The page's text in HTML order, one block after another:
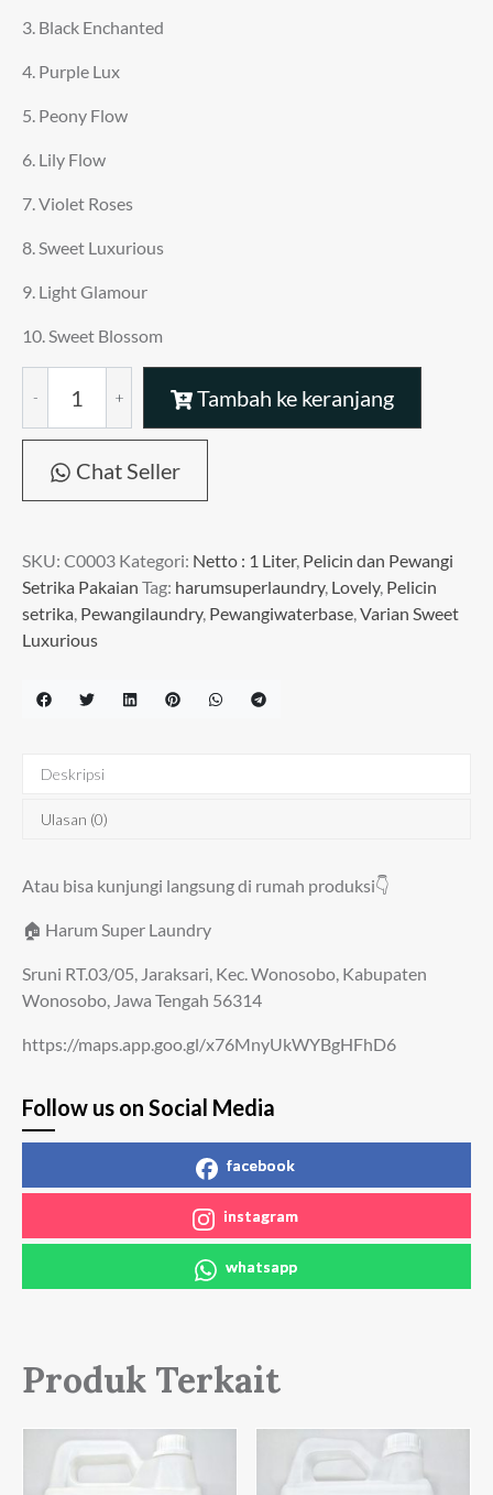
3. Black Enchanted
4. Purple Lux
5. Peony Flow
6. Lily Flow
7. Violet Roses
8. Sweet Luxurious
9. Light Glamour
10. Sweet Blossom
Pelicin
dan
Setrika
Sweet
Luxurious
Netto:
1L
Tambah ke keranjang
Chat Seller
SKU: C0003 Kategori: Netto : 1 Liter, Pelicin dan Pewangi
Setrika Pakaian Tag: harumsuperlaundry, Lovely, Pelicin
setrika Pewangilaundry, Pewangiwaterbase Varian Sweet
Luxurious
Deskripsi
Ulasan (0)
Atau bisa kunjungi langsung di rumah produksi👇
🏠 Harum Super Laundry
Sruni RT.03/05, Jaraksari, Kec. Wonosobo, Kabupaten
Wonosobo, Jawa Tengah 56314
https://maps.app.goo.gl/x76MnyUkWYBgHFhD6
Follow us on Social Media
facebook
instagram
whatsapp
Produk Terkait